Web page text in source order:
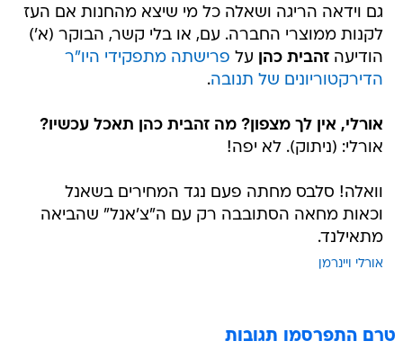
גם וידאה הריגה ושאלה כל מי שיצא מהחנות אם העז
לקנות ממוצרי החברה. עם, או בלי קשר, הבוקר (א')
הודיעהזהבית כהן על פרישתה מתפקידי היו"ר
הדירקטוריונים של תנובה.
אורלי, אין לך מצפון? מה זהבית כהן תאכל עכשיו?
אורלי: (ניתוק). לא יפה!
וואלה! סלבס מחתה פעם נגד המחירים בשאנל
וכאות מחאה הסתובבה רק עם ה"צ'אנל" שהביאה
מתאילנד.
אורלי ויינרמן
טרם התפרסמו תגובות